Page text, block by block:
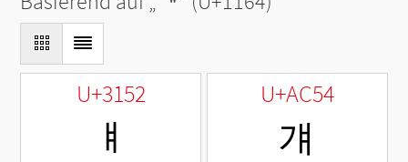
U+3152
ㅒ
U+AC54
걔